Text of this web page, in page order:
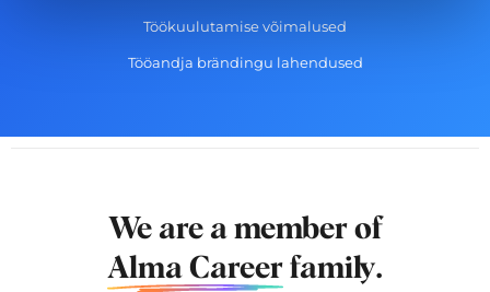
Töökuulutamise võimalused
Tööandja brändingu lahendused
We are a member of
Alma Career family.